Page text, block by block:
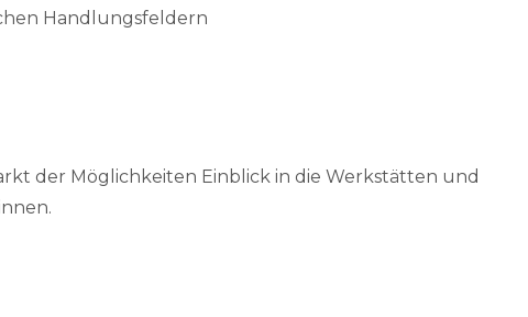
Handlungsfeldern
der Möglichkeiten Einblick in die Werkstätten und